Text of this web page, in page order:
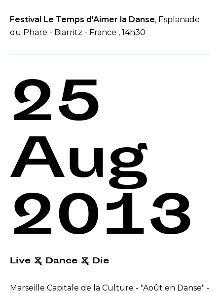
Festival Le Temps d'Aimer la Danse, Esplanade
du Phare - Biarritz - France , 14h30
25
Aug
2013
Live & Dance & Die
Marseille Capitale de la Culture - "Août en Danse" -